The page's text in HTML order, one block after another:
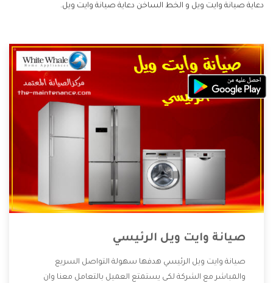
دعاية صيانة وايت ويل و الخط الساخن دعاية صيانة وايت ويل.
صيانة وايت ويل الرئيسي
صيانة وايت ويل الرئيسي هدفها سهولة التواصل السريع
والمباشر مع الشركة لكى يستمتع العميل بالتعامل معنا وان